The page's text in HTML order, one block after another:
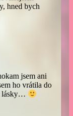
hned bych
jsem ani
ho vrátila do
lásky…